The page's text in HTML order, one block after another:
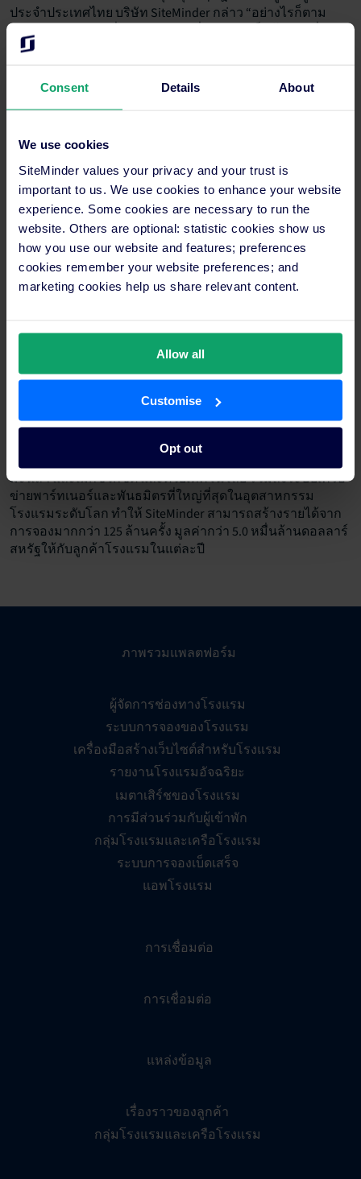
Consent Details About
We use cookies
SiteMinder values your privacy and your trust is
important to us. We use cookies to enhance your website
experience. Some cookies are necessary to run the
website. Others are optional: statistic cookies show us
how you use our website and features; preferences
cookies remember your website preferences; and
marketing cookies help us share relevant content.
Allow all
Customise
Opt out
ประจำประเทศไทย บริษัท SiteMinder กล่าว “อย่างไรก็ตาม
อัตราค่าห้องพักเฉลี่ยต่อวัน (ADR) ที่ลดลง ถือเป็นโอกาสที่ดี
สำหรับโรงแรมและผู้ให้บริการที่พัก ในการนำกลยุทธ์การ
ประโยชน์จากอุปสงค์ที่เพิ่มขึ้นนี้ได้อย่างเต็มศักยภาพ เมื่อนัก
ดึงดูดแขกผู้เข้าพักที่มีกำลังใช้จ่ายสูง ซึ่งจะช่วยเปลี่ยนความ
สนใจที่เพิ่มขึ้นในเทศกาลสงกรานต์ให้กลายเป็นผลกำไรที่สูง
ขึ้นได้”
Media enquiries
Maria Cricchiola
+61 2 9056 7415
media@siteminder.com
เกี่ยวกับ SiteMinder
SiteMinder Limited (ASX:SDR) เป็นบริษัทภายใต้ SiteMinder ซึ่ง
เป็นผู้นำแพลตฟอร์มระดับโลกที่จะเข้ามาปลดล็อกศักยภาพใน
ซึ่งเป็นซอฟต์แวร์การจัดการที่พักแบบครบวงจรที่จะช่วยให้การ
ทำงานของผู้ให้บริการที่พักรายย่อยง่ายขึ้น โดยบริษัทระดับ
โลกมีสำนักงานใหญ่ตั้งอยู่ที่ซิดนีย์ และยังมีสำนักงานในบังกาล
อร์ กรุงเทพฯ บาร์เซโลนา เบอร์ลิน ดัลลาส กัลเวย์ ลอนดอน
มะนิลา และเม็กซิโกซิตี้ และด้วยเทคโนโลยี รวมถึงระบบเครือ
ข่ายพาร์ทเนอร์และพันธมิตรที่ใหญ่ที่สุดในอุตสาหกรรม
โรงแรมระดับโลก ทำให้ SiteMinder สามารถสร้างรายได้จาก
การจองมากกว่า 125 ล้านครั้ง มูลค่ากว่า 5.0 หมื่นล้านดอลลาร์
สหรัฐให้กับลูกค้าโรงแรมในแต่ละปี
ภาพรวมแพลตฟอร์ม
ผู้จัดการช่องทางโรงแรม
ระบบการจองของโรงแรม
เครื่องมือสร้างเว็บไซต์สำหรับโรงแรม
รายงานโรงแรมอัจฉริยะ
เมตาเสิร์ชของโรงแรม
การมีส่วนร่วมกับผู้เข้าพัก
กลุ่มโรงแรมและเครือโรงแรม
ระบบการจองเบ็ดเสร็จ
แอพโรงแรม
การเชื่อมต่อ
การเชื่อมต่อ
แหล่งข้อมูล
เรื่องราวของลูกค้า
กลุ่มโรงแรมและเครือโรงแรม